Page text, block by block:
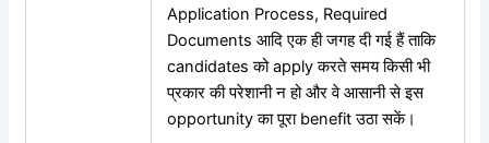
Application Process, Required
Documents आदि एक ही जगह दी गई हैं ताकि
candidates को apply करते समय किसी भी
प्रकार की परेशानी न हो और वे आसानी से इस
opportunity का पूरा benefit उठा सकें।